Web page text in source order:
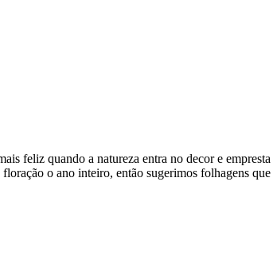
feliz quando a natureza entra no decor e empresta
o ano inteiro, então sugerimos folhagens que